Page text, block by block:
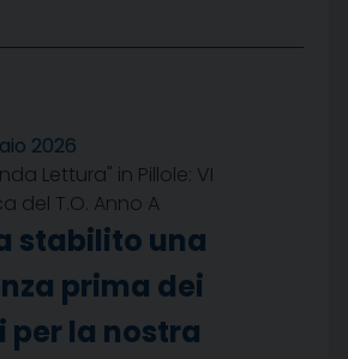
2026
Lettura" in Pillole: VI
del T.O. Anno A
stabilito una
prima dei
per la nostra